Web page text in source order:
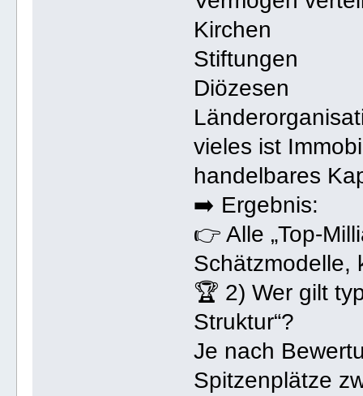
Kirchen
Stiftungen
Diözesen
vieles ist
handelbares
➡️ Ergebnis:
👉 Alle „Top-
Schätzmodelle,
🏆 2) Wer gilt
Struktur“?
Je nach
Spitzenplätze